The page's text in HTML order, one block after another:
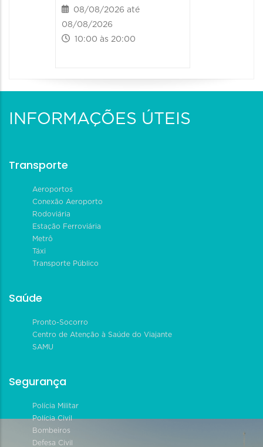
08/08/2026 até
08/08/2026
10:00 às 20:00
INFORMAÇÕES ÚTEIS
Transporte
Aeroportos
Conexão Aeroporto
Rodoviária
Estação Ferroviária
Metrô
Táxi
Transporte Público
Saúde
Pronto-Socorro
Centro de Atenção à Saúde do Viajante
SAMU
Segurança
Polícia Militar
Polícia Civil
Bombeiros
Defesa Civil